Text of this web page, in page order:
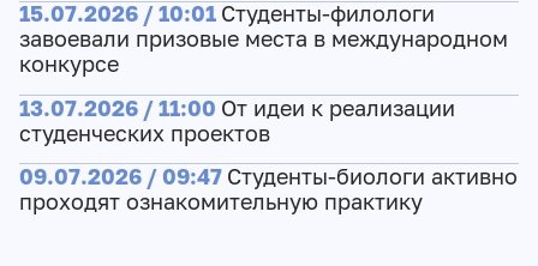
15.07.2026 / 10:01 Студенты-филологи
завоевали призовые места в международном
конкурсе
13.07.2026 / 11:00 От идеи к реализации
студенческих проектов
09.07.2026 / 09:47 Студенты-биологи активно
проходят ознакомительную практику